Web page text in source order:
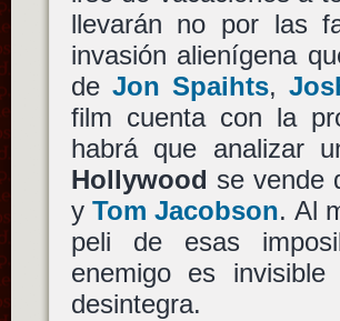
llevarán no por las
invasión alienígena
de Jon Spaihts,
film cuenta con la
habrá que analizar
Hollywood se vende
y Tom Jacobson. Al
peli de esas
enemigo es
desintegra.